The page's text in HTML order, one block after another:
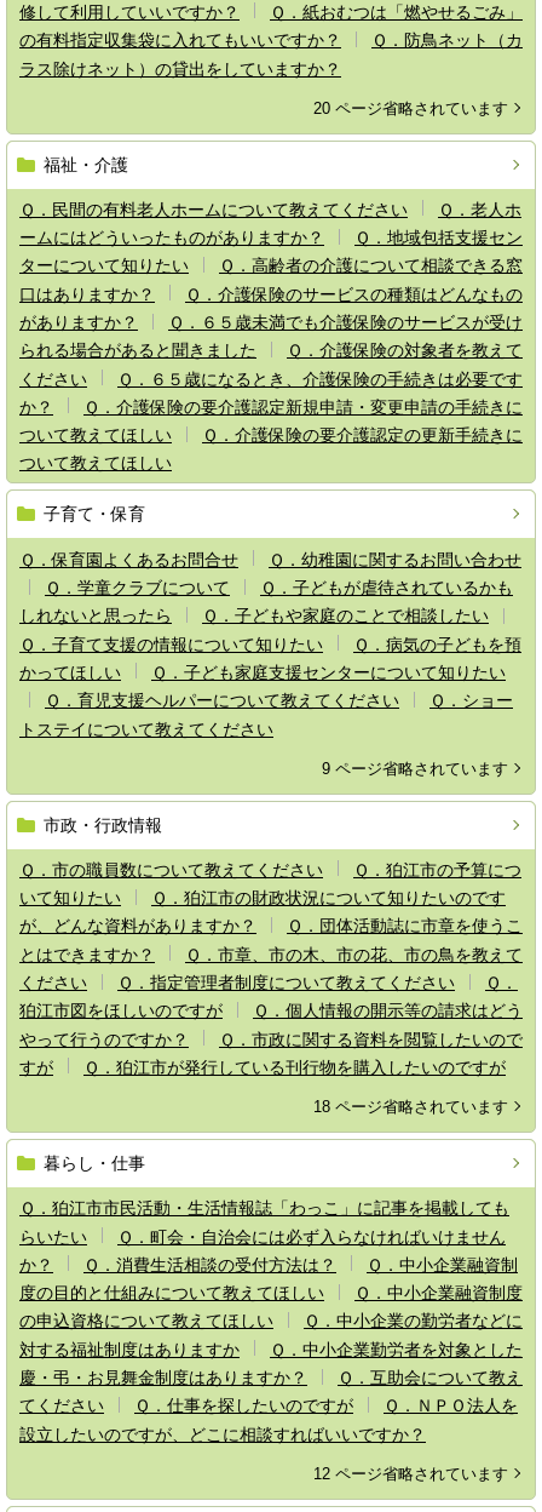
修して利用していいですか？
Ｑ．紙おむつは「燃やせるごみ」
の有料指定収集袋に入れてもいいですか？
Ｑ．防鳥ネット（カ
ラス除けネット）の貸出をしていますか？
20 ページ省略されています
福祉・介護
Ｑ．民間の有料老人ホームについて教えてください
Ｑ．老人ホ
ームにはどういったものがありますか？
Ｑ．地域包括支援セン
ターについて知りたい
Ｑ．高齢者の介護について相談できる窓
口はありますか？
Ｑ．介護保険のサービスの種類はどんなもの
がありますか？
Ｑ．６５歳未満でも介護保険のサービスが受け
られる場合があると聞きました
Ｑ．介護保険の対象者を教えて
ください
Ｑ．６５歳になるとき、介護保険の手続きは必要です
か？
Ｑ．介護保険の要介護認定新規申請・変更申請の手続きに
ついて教えてほしい
Ｑ．介護保険の要介護認定の更新手続きに
ついて教えてほしい
子育て・保育
Ｑ．保育園よくあるお問合せ
Ｑ．幼稚園に関するお問い合わせ
Ｑ．学童クラブについて
Ｑ．子どもが虐待されているかも
しれないと思ったら
Ｑ．子どもや家庭のことで相談したい
Ｑ．子育て支援の情報について知りたい
Ｑ．病気の子どもを預
かってほしい
Ｑ．子ども家庭支援センターについて知りたい
Ｑ．育児支援ヘルパーについて教えてください
Ｑ．ショー
トステイについて教えてください
9 ページ省略されています
市政・行政情報
Ｑ．市の職員数について教えてください
Ｑ．狛江市の予算につ
いて知りたい
Ｑ．狛江市の財政状況について知りたいのです
が、どんな資料がありますか？
Ｑ．団体活動誌に市章を使うこ
とはできますか？
Ｑ．市章、市の木、市の花、市の鳥を教えて
ください
Ｑ．指定管理者制度について教えてください
Ｑ．
狛江市図をほしいのですが
Ｑ．個人情報の開示等の請求はどう
やって行うのですか？
Ｑ．市政に関する資料を閲覧したいので
すが
Ｑ．狛江市が発行している刊行物を購入したいのですが
18 ページ省略されています
暮らし・仕事
Ｑ．狛江市市民活動・生活情報誌「わっこ」に記事を掲載しても
らいたい
Ｑ．町会・自治会には必ず入らなければいけません
か？
Ｑ．消費生活相談の受付方法は？
Ｑ．中小企業融資制
度の目的と仕組みについて教えてほしい
Ｑ．中小企業融資制度
の申込資格について教えてほしい
Ｑ．中小企業の勤労者などに
対する福祉制度はありますか
Ｑ．中小企業勤労者を対象とした
慶・弔・お見舞金制度はありますか？
Ｑ．互助会について教え
てください
Ｑ．仕事を探したいのですが
Ｑ．ＮＰＯ法人を
設立したいのですが、どこに相談すればいいですか？
12 ページ省略されています